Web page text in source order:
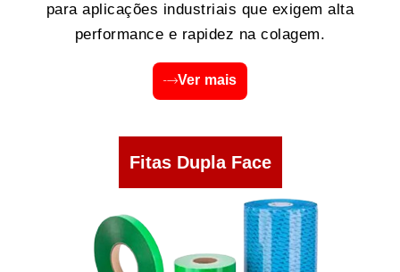
para aplicações industriais que exigem alta
performance e rapidez na colagem.
Ver mais
Fitas Dupla Face